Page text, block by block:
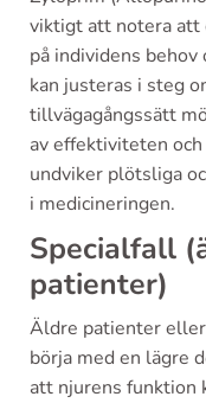
viktigt att notera att
på individens behov
kan justeras i steg
tillvägagångssätt
av effektiviteten
undviker plötsliga
i medicineringen.
Specialfall
patienter)
Äldre patienter
börja med en lägre
att njurens funktion